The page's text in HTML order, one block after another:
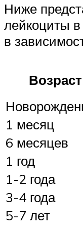
Ниже
лейкоциты в
в
Возраст
1 месяц
6 месяцев
1 год
1-2 года
3-4 года
5-7 лет